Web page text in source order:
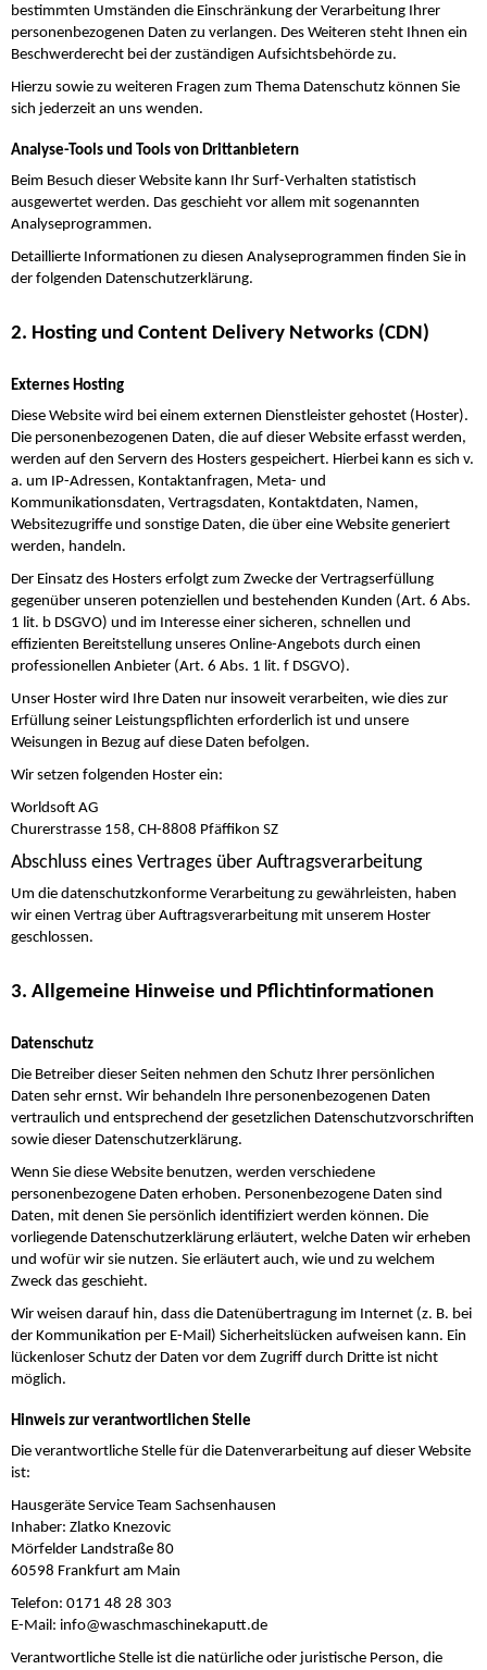
bestimmten Umständen die Einschränkung der Verarbeitung Ihrer
personenbezogenen Daten zu verlangen. Des Weiteren steht Ihnen ein
Beschwerderecht bei der zuständigen Aufsichtsbehörde zu.
Hierzu sowie zu weiteren Fragen zum Thema Datenschutz können Sie
sich jederzeit an uns wenden.
Analyse-Tools und Tools von Dritt­anbietern
Beim Besuch dieser Website kann Ihr Surf-Verhalten statistisch
ausgewertet werden. Das geschieht vor allem mit sogenannten
Analyseprogrammen.
Detaillierte Informationen zu diesen Analyseprogrammen finden Sie in
der folgenden Datenschutzerklärung.
2. Hosting und Content Delivery Networks (CDN)
Externes Hosting
Diese Website wird bei einem externen Dienstleister gehostet (Hoster).
Die personenbezogenen Daten, die auf dieser Website erfasst werden,
werden auf den Servern des Hosters gespeichert. Hierbei kann es sich v.
a. um IP-Adressen, Kontaktanfragen, Meta- und
Kommunikationsdaten, Vertragsdaten, Kontaktdaten, Namen,
Websitezugriffe und sonstige Daten, die über eine Website generiert
werden, handeln.
Der Einsatz des Hosters erfolgt zum Zwecke der Vertragserfüllung
gegenüber unseren potenziellen und bestehenden Kunden (Art. 6 Abs.
1 lit. b DSGVO) und im Interesse einer sicheren, schnellen und
effizienten Bereitstellung unseres Online-Angebots durch einen
professionellen Anbieter (Art. 6 Abs. 1 lit. f DSGVO).
Unser Hoster wird Ihre Daten nur insoweit verarbeiten, wie dies zur
Erfüllung seiner Leistungspflichten erforderlich ist und unsere
Weisungen in Bezug auf diese Daten befolgen.
Wir setzen folgenden Hoster ein:
Worldsoft AG
Churerstrasse 158, CH-8808 Pfäffikon SZ
Abschluss eines Vertrages über Auftragsverarbeitung
Um die datenschutzkonforme Verarbeitung zu gewährleisten, haben
wir einen Vertrag über Auftragsverarbeitung mit unserem Hoster
geschlossen.
3. Allgemeine Hinweise und Pflicht­informationen
Datenschutz
Die Betreiber dieser Seiten nehmen den Schutz Ihrer persönlichen
Daten sehr ernst. Wir behandeln Ihre personenbezogenen Daten
vertraulich und entsprechend der gesetzlichen Datenschutzvorschriften
sowie dieser Datenschutzerklärung.
Wenn Sie diese Website benutzen, werden verschiedene
personenbezogene Daten erhoben. Personenbezogene Daten sind
Daten, mit denen Sie persönlich identifiziert werden können. Die
vorliegende Datenschutzerklärung erläutert, welche Daten wir erheben
und wofür wir sie nutzen. Sie erläutert auch, wie und zu welchem
Zweck das geschieht.
Wir weisen darauf hin, dass die Datenübertragung im Internet (z. B. bei
der Kommunikation per E-Mail) Sicherheitslücken aufweisen kann. Ein
lückenloser Schutz der Daten vor dem Zugriff durch Dritte ist nicht
möglich.
Hinweis zur verantwortlichen Stelle
Die verantwortliche Stelle für die Datenverarbeitung auf dieser Website
ist:
Hausgeräte Service Team Sachsenhausen
Inhaber: Zlatko Knezovic
Mörfelder Landstraße 80
60598 Frankfurt am Main
Telefon: 0171 48 28 303
E-Mail: info@waschmaschinekaputt.de
Verantwortliche Stelle ist die natürliche oder juristische Person, die